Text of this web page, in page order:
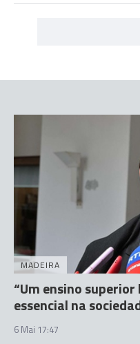
MADEIRA
“Um ensino
essencial na
6 Mai 17:47